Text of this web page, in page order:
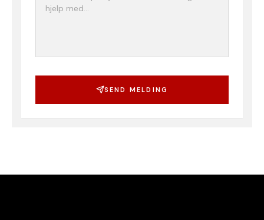
SEND MELDING